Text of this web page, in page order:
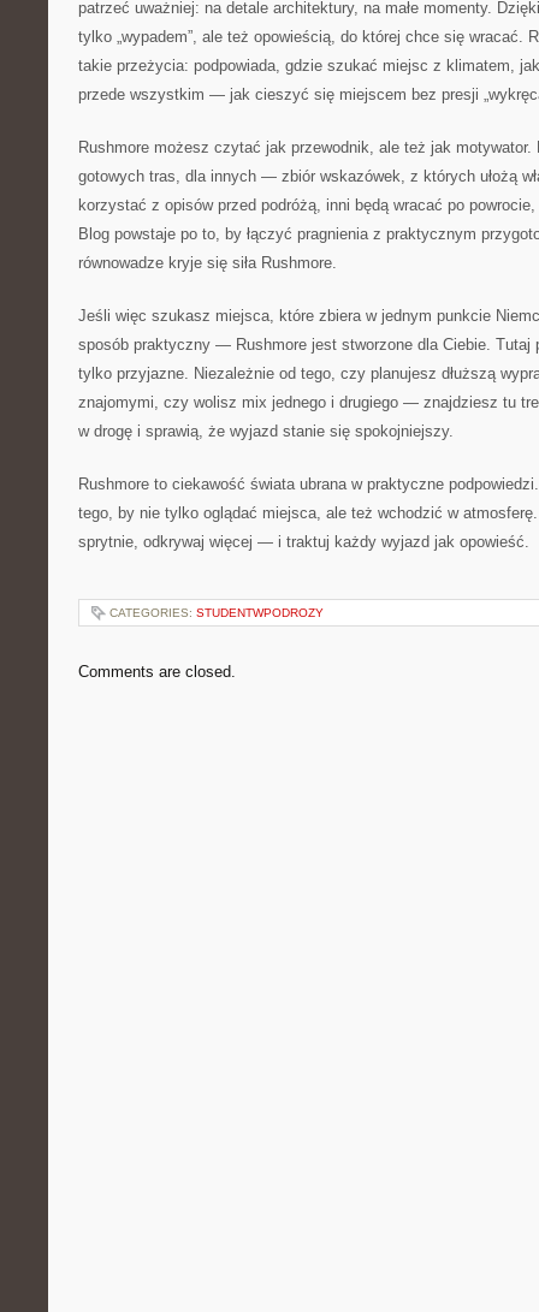
patrzeć uważniej: na detale architektury, na małe momenty.
tylko „wypadem”, ale też opowieścią, do której chce się wracać.
takie przeżycia: podpowiada, gdzie szukać miejsc z klimatem,
przede wszystkim — jak cieszyć się miejscem bez presji
Rushmore możesz czytać jak przewodnik, ale też jak motywator.
gotowych tras, dla innych — zbiór wskazówek, z których ułożą
korzystać z opisów przed podróżą, inni będą wracać po
Blog powstaje po to, by łączyć pragnienia z praktycznym
równowadze kryje się siła Rushmore.
Jeśli więc szukasz miejsca, które zbiera w jednym punkcie
sposób praktyczny — Rushmore jest stworzone dla Ciebie. Tutaj
tylko przyjazne. Niezależnie od tego, czy planujesz dłuższą
znajomymi, czy wolisz mix jednego i drugiego — znajdziesz tu
w drogę i sprawią, że wyjazd stanie się spokojniejszy.
Rushmore to ciekawość świata ubrana w praktyczne
tego, by nie tylko oglądać miejsca, ale też wchodzić w
sprytnie, odkrywaj więcej — i traktuj każdy wyjazd jak opowieść.
CATEGORIES: STUDENTWPODROZY
Comments are closed.